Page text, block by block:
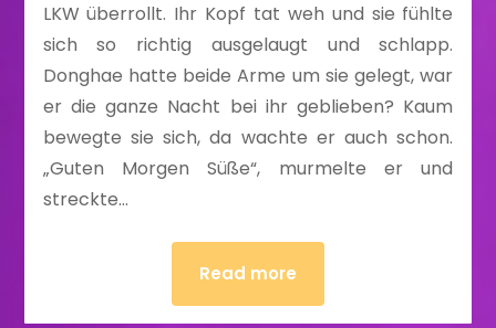
LKW überrollt. Ihr Kopf tat weh und sie fühlte
sich so richtig ausgelaugt und schlapp.
Donghae hatte beide Arme um sie gelegt, war
er die ganze Nacht bei ihr geblieben? Kaum
bewegte sie sich, da wachte er auch schon.
„Guten Morgen Süße“, murmelte er und
streckte…
Read more